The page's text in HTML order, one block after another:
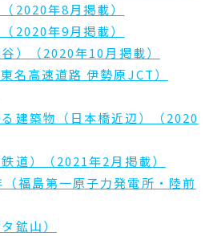
2020年8月掲載）
2020年9月掲載）
）（2020年10月掲載）
名高速道路 伊勢原JCT）
建築物（日本橋近辺）（2020
道）（2021年2月掲載）
福島第一原子力発電所・陸前
鉱山）